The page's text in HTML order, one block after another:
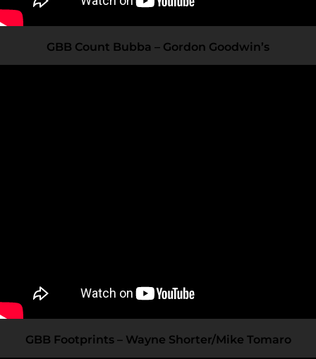
GBB Count Bubba – Gordon Goodwin’s
GBB Footprints – Wayne Shorter/Mike Tomaro